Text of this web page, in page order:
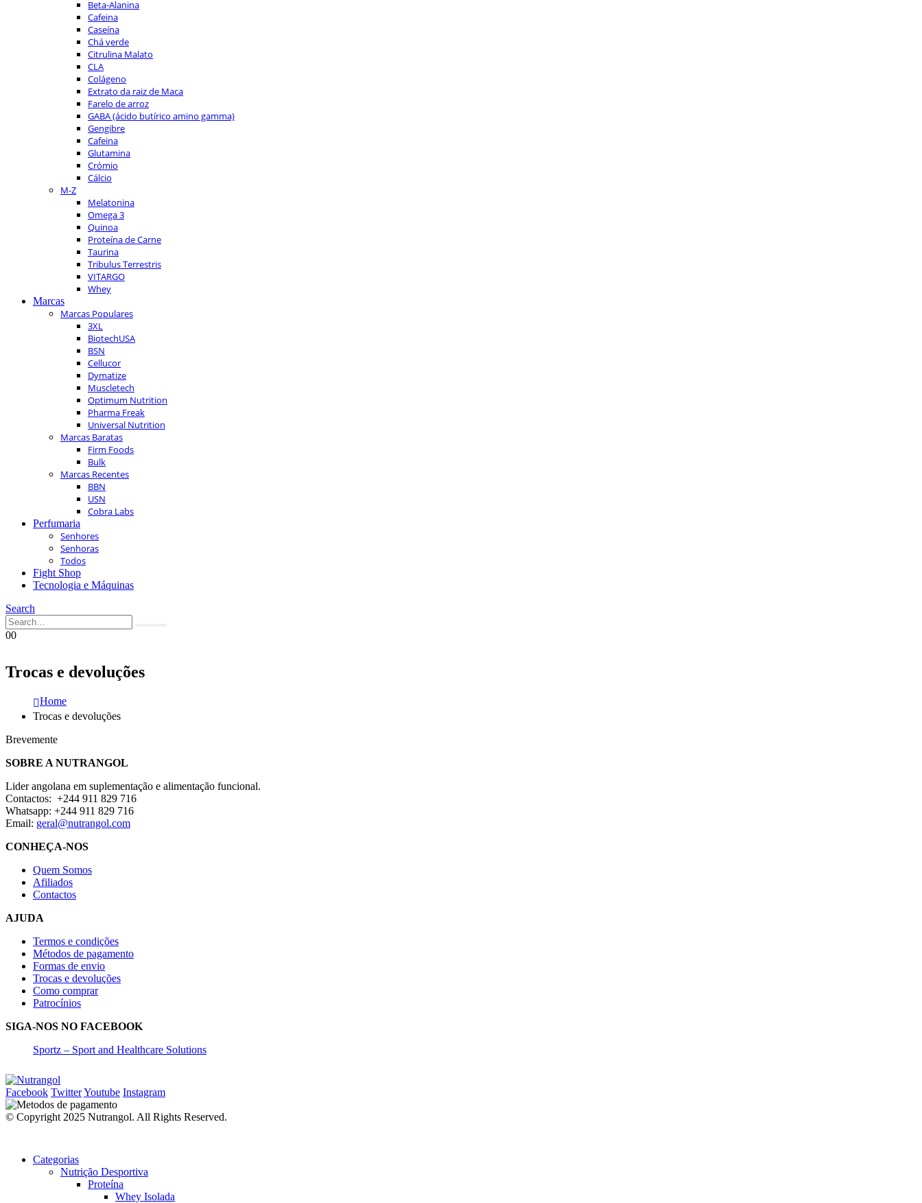
Beta-Alanina
Cafeina
Caseína
Chá verde
Citrulina Malato
CLA
Colágeno
Extrato da raiz de Maca
Farelo de arroz
GABA (ácido butírico amino gamma)
Gengibre
Cafeina
Glutamina
Crómio
Cálcio
M-Z
Melatonina
Omega 3
Quinoa
Proteína de Carne
Taurina
Tribulus Terrestris
VITARGO
Whey
Marcas
Marcas Populares
3XL
BiotechUSA
BSN
Cellucor
Dymatize
Muscletech
Optimum Nutrition
Pharma Freak
Universal Nutrition
Marcas Baratas
Firm Foods
Bulk
Marcas Recentes
BBN
USN
Cobra Labs
Perfumaria
Senhores
Senhoras
Todos
Fight Shop
Tecnologia e Máquinas
Search
00
Trocas e devoluções
Home
Trocas e devoluções
Brevemente
SOBRE A NUTRANGOL
Lider angolana em suplementação e alimentação funcional.
Contactos: +244 911 829 716
Whatsapp: +244 911 829 716
Email: geral@nutrangol.com
CONHEÇA-NOS
Quem Somos
Afiliados
Contactos
AJUDA
Termos e condições
Métodos de pagamento
Formas de envio
Trocas e devoluções
Como comprar
Patrocínios
SIGA-NOS NO FACEBOOK
Sportz – Sport and Healthcare Solutions
Facebook TwitterYoutube Instagram
© Copyright 2025 Nutrangol. All Rights Reserved.
Categorias
Nutrição Desportiva
Proteína
Whey Isolada